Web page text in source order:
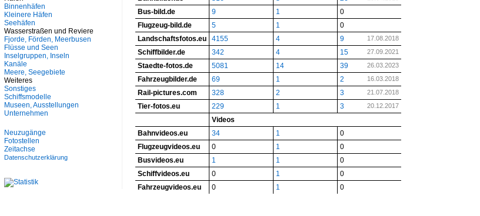
Bus-bild.de 9 1
0
Flugzeug-bild.de
5 1
0
Landschaftsfotos.eu
4155 4 9 17.08.2018
Schiffbilder.de 342 4 15 27.09.2021
Staedte-fotos.de 5081 14 39 26.03.2023
Fahrzeugbilder.de 69 1 2 16.03.2018
Rail-pictures.com 328 2 3 21.07.2018
Tier-fotos.eu 229 1 3 20.12.2017
Videos
Bahnvideos.eu
34 1
0
Flugzeugvideos.eu
0 1
0
Busvideos.eu
1 1
0
Schiffvideos.eu
0 1
0
Fahrzeugvideos.eu
0 1 0
Binnenhäfen
Kleinere Häfen
Seehäfen
Wasserstraßen und Reviere
Fjorde, Förden, Meerbusen
Flüsse und Seen
Inselgruppen, Inseln
Kanäle
Meere, Seegebiete
Weiteres
Sonstiges
Schiffsmodelle
Museen, Ausstellungen
Unternehmen
Neuzugänge
Fotostellen
Zeitachse
Datenschutzerklärung